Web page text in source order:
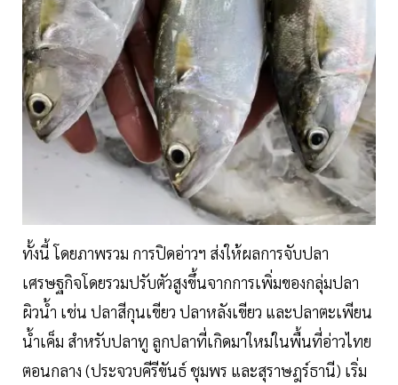
ทั้งนี้ โดยภาพรวม การปิดอ่าวฯ ส่งให้ผลการจับปลา
เศรษฐกิจโดยรวมปรับตัวสูงขึ้นจากการเพิ่มของกลุ่มปลา
ผิวน้ำ เช่น ปลาสีกุนเขียว ปลาหลังเขียว และปลาตะเพียน
น้ำเค็ม สำหรับปลาทู ลูกปลาที่เกิดมาใหม่ในพื้นที่อ่าวไทย
ตอนกลาง (ประจวบคีรีขันธ์ ชุมพร และสุราษฎร์ธานี) เริ่ม